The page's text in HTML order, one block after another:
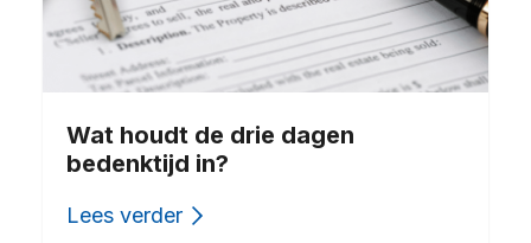
Wat houdt de drie dagen
bedenktijd in?
Lees verder